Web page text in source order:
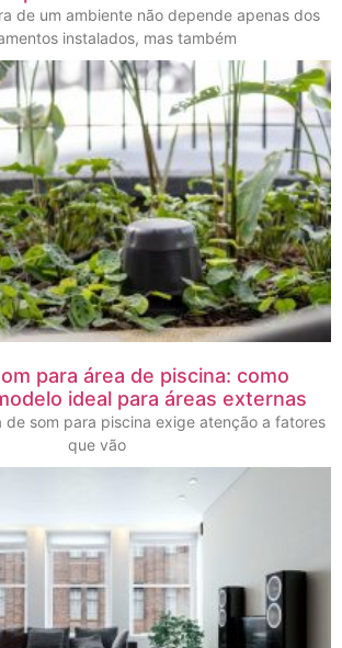
de um ambiente não depende apenas dos
instalados, mas também
para área de piscina: como
ideal para áreas externas
de som para piscina exige atenção a fatores
que vão